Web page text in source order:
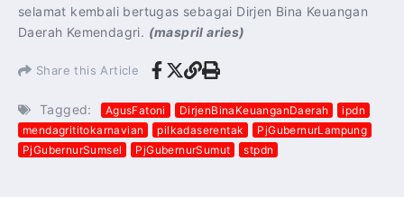
selamat kembali bertugas sebagai Dirjen Bina Keuangan
Daerah Kemendagri. (maspril aries)
Share this Article
Tagged: AgusFatoni DirjenBinaKeuanganDaerah
ipdn
mendagrititokarnavian
pilkadaserentak
PjGubernurLampung
PjGubernurSumsel
PjGubernurSumut stpdn